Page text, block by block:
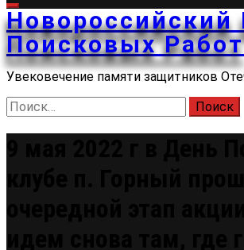
Новороссийский
Поисковых Работ
Увековечение памяти защитников
Найти: